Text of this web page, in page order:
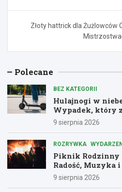
Złoty hattrick dla Żużlowców
Polecane
BEZ KATEGORII
Hulajnogi w
Wypadek, który
drogach
9 sierpnia 2026
ROZRYWKA
Piknik Rodzinny
Radość, Muzyka
9 sierpnia 2026